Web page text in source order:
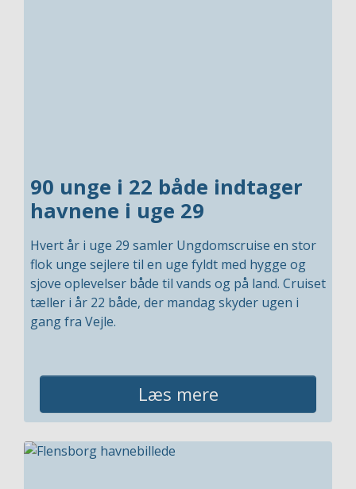
90 unge i 22 både indtager
havnene i uge 29
Hvert år i uge 29 samler Ungdomscruise en stor
flok unge sejlere til en uge fyldt med hygge og
sjove oplevelser både til vands og på land. Cruiset
tæller i år 22 både, der mandag skyder ugen i
gang fra Vejle.
Læs mere